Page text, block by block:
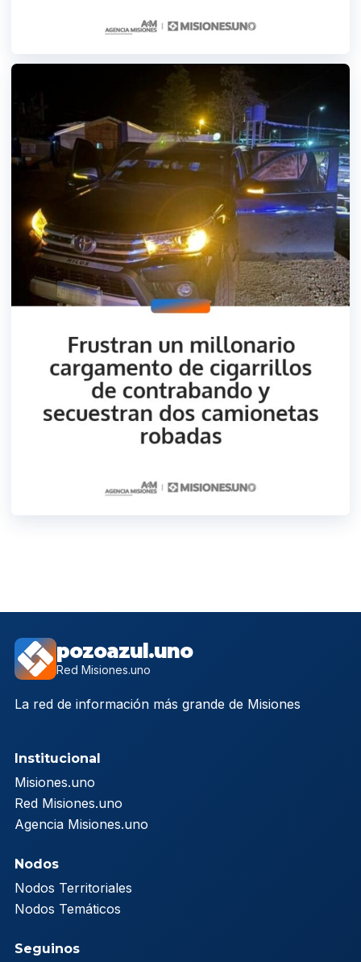
pozoazul.uno
Red Misiones.uno
La red de información más grande de Misiones
Institucional
Misiones.uno
Red Misiones.uno
Agencia Misiones.uno
Nodos
Nodos Territoriales
Nodos Temáticos
Seguinos